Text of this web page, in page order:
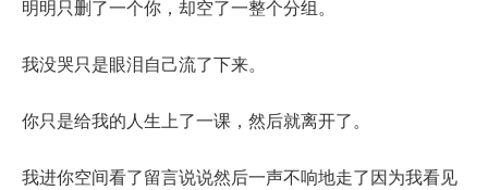
明明只删了一个你，却空了一整个分组。
我没哭只是眼泪自己流了下来。
你只是给我的人生上了一课，然后就离开了。
我进你空间看了留言说说然后一声不响地走了因为我看见